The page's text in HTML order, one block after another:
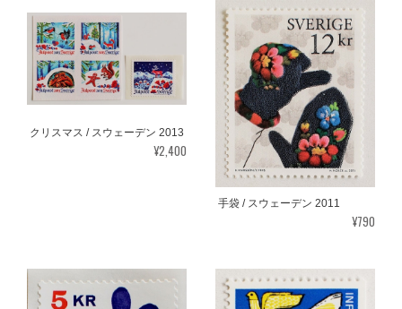
クリスマス / スウェーデン 2013
¥2,400
手袋 / スウェーデン 2011
¥790